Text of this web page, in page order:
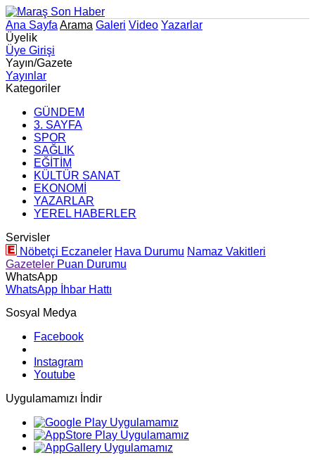
Ana Sayfa Arama Galeri Video Yazarlar
Üyelik
Üye Girişi
Yayın/Gazete
Yayınlar
Kategoriler
GÜNDEM
3. SAYFA
SPOR
SAĞLIK
EĞİTİM
KÜLTÜR SANAT
EKONOMİ
YAZARLAR
YEREL HABERLER
Servisler
Nöbetçi Eczaneler Hava Durumu Namaz Vakitleri
Gazeteler Puan Durumu
WhatsApp
WhatsApp İhbar Hattı
Sosyal Medya
Facebook
Instagram
Youtube
Uygulamamızı İndir